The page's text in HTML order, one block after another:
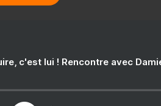
c'est lui ! Rencontre avec